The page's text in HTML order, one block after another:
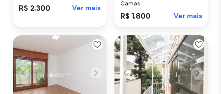
R$ 2.300 Ver mais
Camas
R$ 1.800 Ver mais